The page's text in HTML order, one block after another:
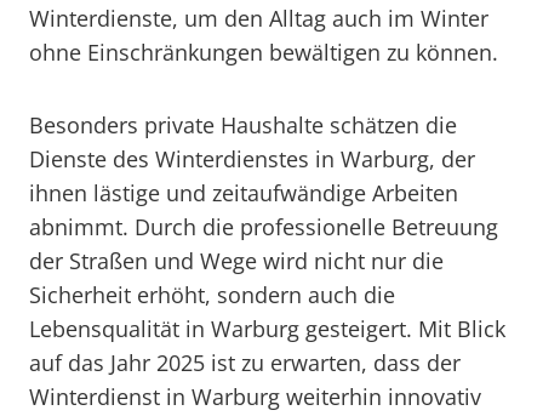
Winterdienste, um den Alltag auch im Winter
ohne Einschränkungen bewältigen zu können.
Besonders private Haushalte schätzen die
Dienste des Winterdienstes in Warburg, der
ihnen lästige und zeitaufwändige Arbeiten
abnimmt. Durch die professionelle Betreuung
der Straßen und Wege wird nicht nur die
Sicherheit erhöht, sondern auch die
Lebensqualität in Warburg gesteigert. Mit Blick
auf das Jahr 2025 ist zu erwarten, dass der
Winterdienst in Warburg weiterhin innovativ